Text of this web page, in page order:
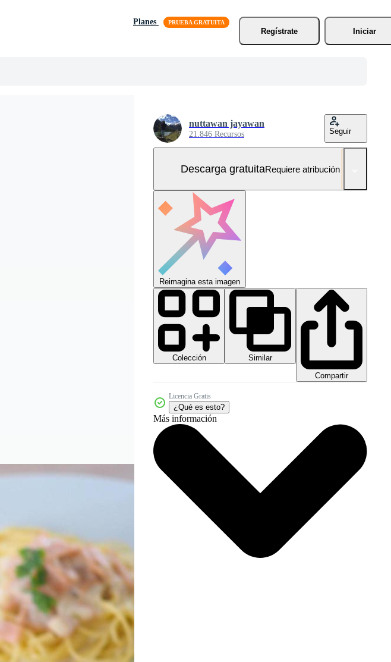
Planes
Regístrate
Iniciar
nuttawan jayawan
21.846 Recursos Seguir
Descarga gratuitaRequiere atribución
Reimagina esta imagen
Colección
Similar
Compartir
Licencia Gratis
¿Qué es esto?
Más información